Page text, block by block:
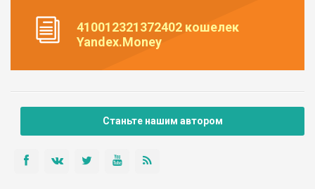
410012321372402 кошелек
Yandex.Money
Станьте нашим автором